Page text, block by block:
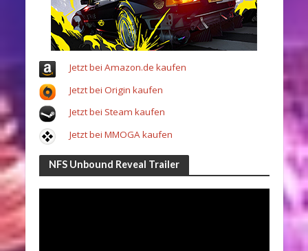
Jetzt bei Amazon.de kaufen
Jetzt bei Origin kaufen
Jetzt bei Steam kaufen
Jetzt bei MMOGA kaufen
NFS Unbound Reveal Trailer